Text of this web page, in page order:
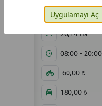
Video
Galeri
26,14 ha
08:00 - 20:00
60,00 ₺
180,00 ₺
Uygulamayı Aç